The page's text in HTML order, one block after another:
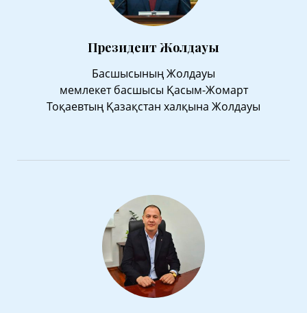
Президент Жолдауы
Басшысының Жолдауы
мемлекет басшысы Қасым-Жомарт
Тоқаевтың Қазақстан халқына Жолдауы